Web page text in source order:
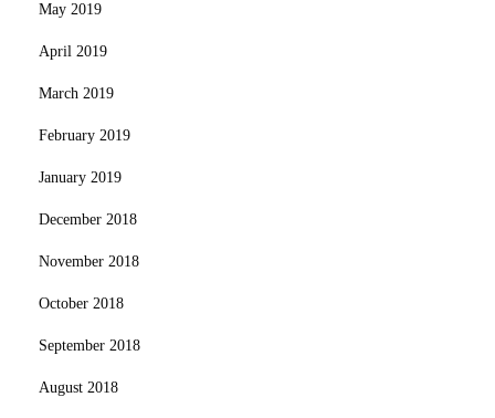
May 2019
April 2019
March 2019
February 2019
January 2019
December 2018
November 2018
October 2018
September 2018
August 2018